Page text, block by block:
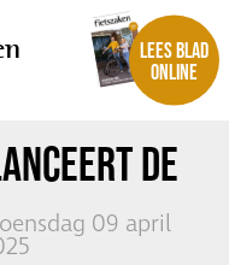
LEES BLAD
ONLINE
DE
09 april